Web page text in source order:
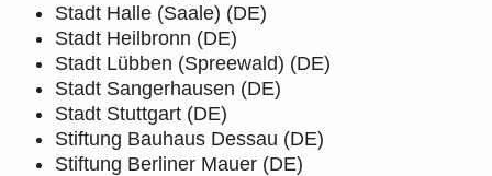
Stadt Halle (Saale) (DE)
Stadt Heilbronn (DE)
Stadt Lübben (Spreewald) (DE)
Stadt Sangerhausen (DE)
Stadt Stuttgart (DE)
Stiftung Bauhaus Dessau (DE)
Stiftung Berliner Mauer (DE)